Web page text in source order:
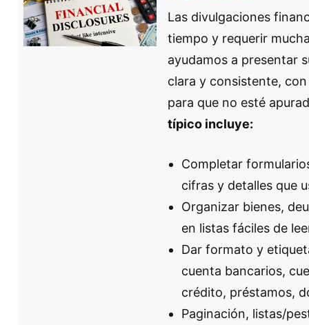
Las divulgaciones
tiempo y requerir
ayudamos a presentar
clara y consistente,
para que no esté
típico incluye:
Completar
cifras y detalles que
Organizar bienes,
en listas fáciles de
Dar formato y
cuenta bancarios,
crédito, préstamos,
Paginación, listas/